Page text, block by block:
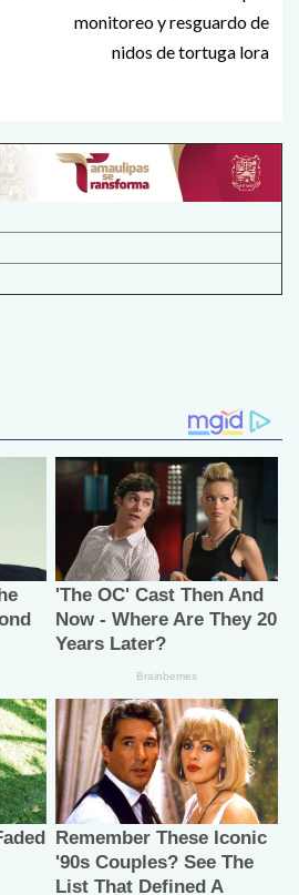
monitoreo y resguardo de
nidos de tortuga lora